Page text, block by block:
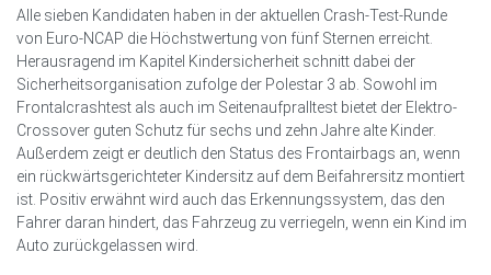
Alle sieben Kandidaten haben in der aktuellen Crash-Test-Runde
von Euro-NCAP die Höchstwertung von fünf Sternen erreicht.
Herausragend im Kapitel Kindersicherheit schnitt dabei der
Sicherheitsorganisation zufolge der Polestar 3 ab. Sowohl im
Frontalcrashtest als auch im Seitenaufpralltest bietet der Elektro-
Crossover guten Schutz für sechs und zehn Jahre alte Kinder.
Außerdem zeigt er deutlich den Status des Frontairbags an, wenn
ein rückwärtsgerichteter Kindersitz auf dem Beifahrersitz montiert
ist. Positiv erwähnt wird auch das Erkennungssystem, das den
Fahrer daran hindert, das Fahrzeug zu verriegeln, wenn ein Kind im
Auto zurückgelassen wird.